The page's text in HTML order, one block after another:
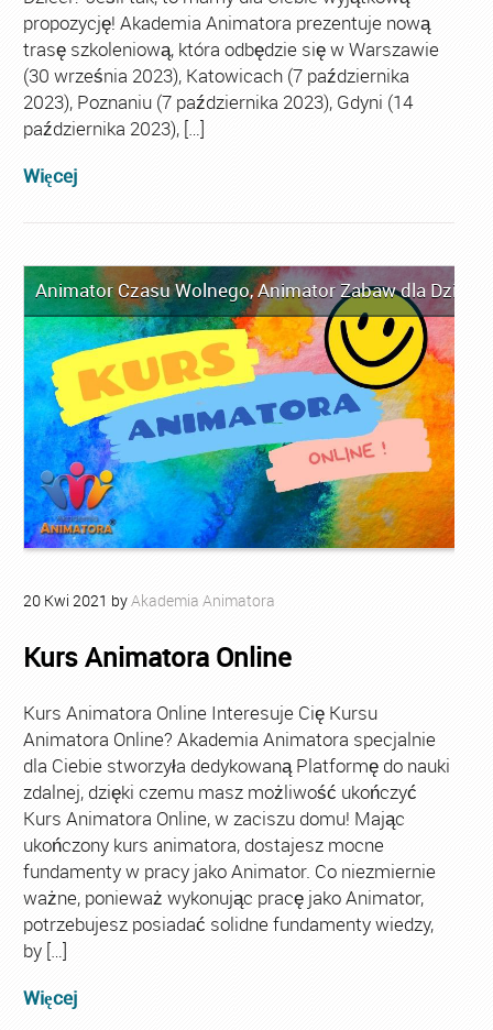
propozycję! Akademia Animatora prezentuje nową
trasę szkoleniową, która odbędzie się w Warszawie
(30 września 2023), Katowicach (7 października
2023), Poznaniu (7 października 2023), Gdyni (14
października 2023), […]
Więcej
Animator Czasu Wolnego,Animator Zabaw dla Dzieci
20 Kwi 2021 byAkademia Animatora
Kurs Animatora Online
Kurs Animatora Online Interesuje Cię Kursu
Animatora Online? Akademia Animatora specjalnie
dla Ciebie stworzyła dedykowaną Platformę do nauki
zdalnej, dzięki czemu masz możliwość ukończyć
Kurs Animatora Online, w zaciszu domu! Mając
ukończony kurs animatora, dostajesz mocne
fundamenty w pracy jako Animator. Co niezmiernie
ważne, ponieważ wykonując pracę jako Animator,
potrzebujesz posiadać solidne fundamenty wiedzy,
by […]
Więcej